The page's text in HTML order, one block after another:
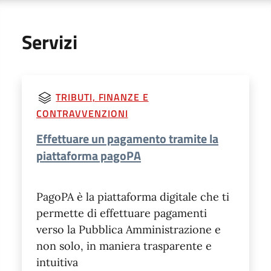
Servizi
TRIBUTI, FINANZE E
CONTRAVVENZIONI
Effettuare un pagamento tramite la
piattaforma pagoPA
PagoPA è la piattaforma digitale che ti
permette di effettuare pagamenti
verso la Pubblica Amministrazione e
non solo, in maniera trasparente e
intuitiva